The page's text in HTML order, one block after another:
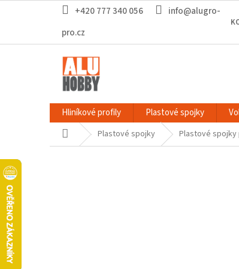
+420 777 340 056
info@alugro-
pro.cz
Hliníkové profily Plastové spojky
Domů Plastové spojky Plastové spojky